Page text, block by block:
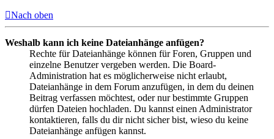
Nach oben
Weshalb kann ich keine Dateianhänge anfügen?
Rechte für Dateianhänge können für Foren, Gruppen und
einzelne Benutzer vergeben werden. Die Board-
Administration hat es möglicherweise nicht erlaubt,
Dateianhänge in dem Forum anzufügen, in dem du deinen
Beitrag verfassen möchtest, oder nur bestimmte Gruppen
dürfen Dateien hochladen. Du kannst einen Administrator
kontaktieren, falls du dir nicht sicher bist, wieso du keine
Dateianhänge anfügen kannst.